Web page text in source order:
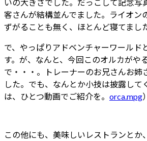
いの大きさでした。だっこして記念写
客さんが結構並んでました。ライオン
ずがることも無く、ほとんど寝てまし
で、やっぱりアドベンチャーワールド
す。が、なんと、今回このオルカがや
で・・・。トレーナーのお兄さんお姉
した。でも、なんとか小技は披露して
は、ひとつ動画でご紹介を。 orca.mpg）
この他にも、美味しいレストランとか